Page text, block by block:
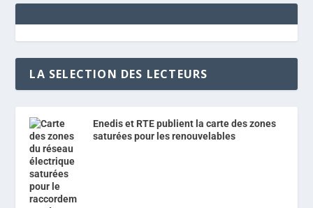
LA SELECTION DES LECTEURS
Enedis et RTE publient la carte des zones
saturées pour les renouvelables